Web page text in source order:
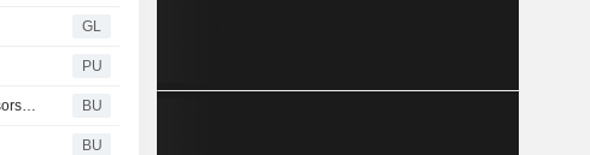
GL
PU
Lisa Detanna Ranked #1 in California on Forbes’ Top Women Wealth Advisors Best-in-State BU
BU